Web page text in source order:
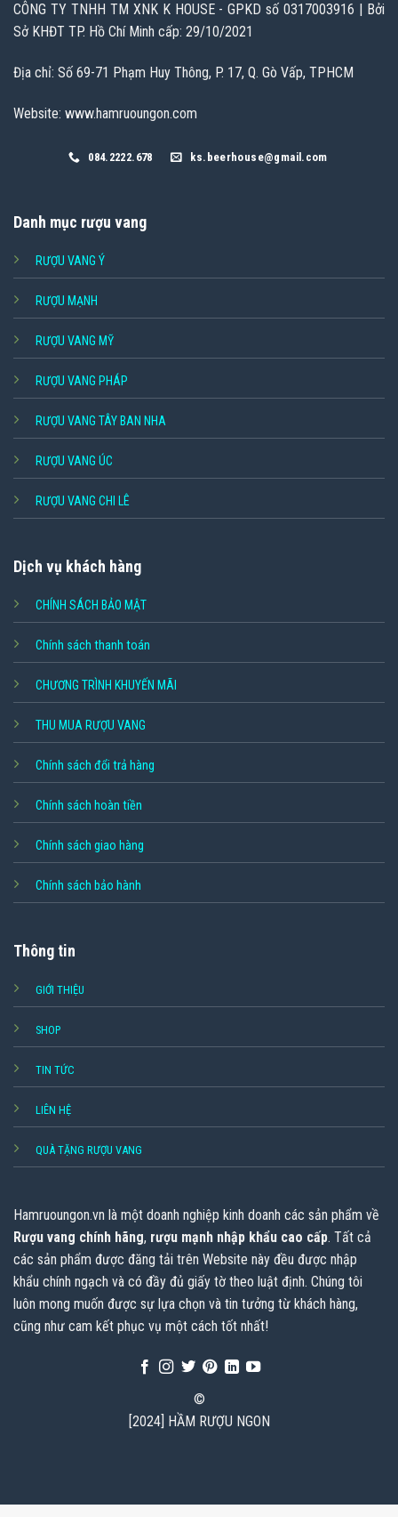
CÔNG TY TNHH TM XNK K HOUSE - GPKD số 0317003916 | Bởi
Sở KHĐT TP. Hồ Chí Minh cấp: 29/10/2021
Địa chỉ: Số 69-71 Phạm Huy Thông, P. 17, Q. Gò Vấp, TPHCM
Website: www.hamruoungon.com
084.2222.678 ks.beerhouse@gmail.com
Danh mục rượu vang
RƯỢU VANG Ý
RƯỢU MẠNH
RƯỢU VANG MỸ
RƯỢU VANG PHÁP
RƯỢU VANG TÂY BAN NHA
RƯỢU VANG ÚC
RƯỢU VANG CHI LÊ
Dịch vụ khách hàng
CHÍNH SÁCH BẢO MẬT
Chính sách thanh toán
CHƯƠNG TRÌNH KHUYẾN MÃI
THU MUA RƯỢU VANG
Chính sách đổi trả hàng
Chính sách hoàn tiền
Chính sách giao hàng
Chính sách bảo hành
Thông tin
GIỚI THIỆU
SHOP
TIN TỨC
LIÊN HỆ
QUÀ TẶNG RƯỢU VANG
Hamruoungon.vn là một doanh nghiệp kinh doanh các sản phẩm về
Rượu vang chính hãng, rượu mạnh nhập khẩu cao cấp. Tất cả
các sản phẩm được đăng tải trên Website này đều được nhập
khẩu chính ngạch và có đầy đủ giấy tờ theo luật định. Chúng tôi
luôn mong muốn được sự lựa chọn và tin tưởng từ khách hàng,
cũng như cam kết phục vụ một cách tốt nhất!
©
[2024] HẦM RƯỢU NGON